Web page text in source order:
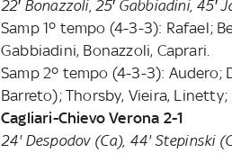
22′ Bonazzoli, 25′ Gabbiadini,
Samp 1º tempo (4-3-3): Rafael;
Gabbiadini, Bonazzoli, Caprari.
Samp 2º tempo (4-3-3): Audero;
Barreto); Thorsby, Vieira, Linetty;
Cagliari-Chievo Verona 2-1
24' Despodov (Ca), 44' Stepinski